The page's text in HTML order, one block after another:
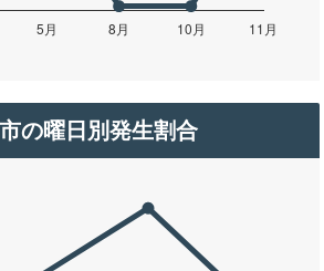
の曜日別発生割合